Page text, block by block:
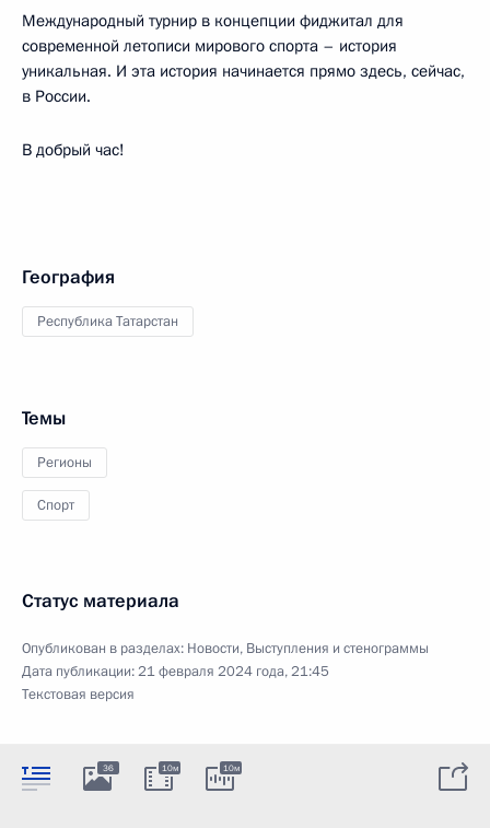
Международный турнир в концепции фиджитал для
современной летописи мирового спорта – история
уникальная. И эта история начинается прямо здесь, сейчас,
в России.
В добрый час!
География
Республика Татарстан
Темы
Регионы
Спорт
Статус материала
Опубликован в разделах: Новости, Выступления и стенограммы
Дата публикации:21 февраля 2024 года, 21:45
Текстовая версия
36 10м 10м